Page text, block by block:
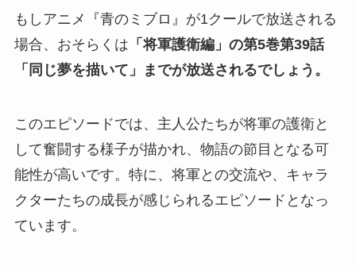
もしアニメ『青のミブロ』が1クールで放送される
場合、おそらくは 「将軍護衛編」の第5巻第39話
「同じ夢を描いて」までが放送されるでしょう。
このエピソードでは、主人公たちが将軍の護衛と
して奮闘する様子が描かれ、物語の節目となる可
能性が高いです。特に、将軍との交流や、キャラ
クターたちの成長が感じられるエピソードとなっ
ています。